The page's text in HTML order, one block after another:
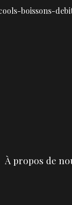
boissons-
À propos de